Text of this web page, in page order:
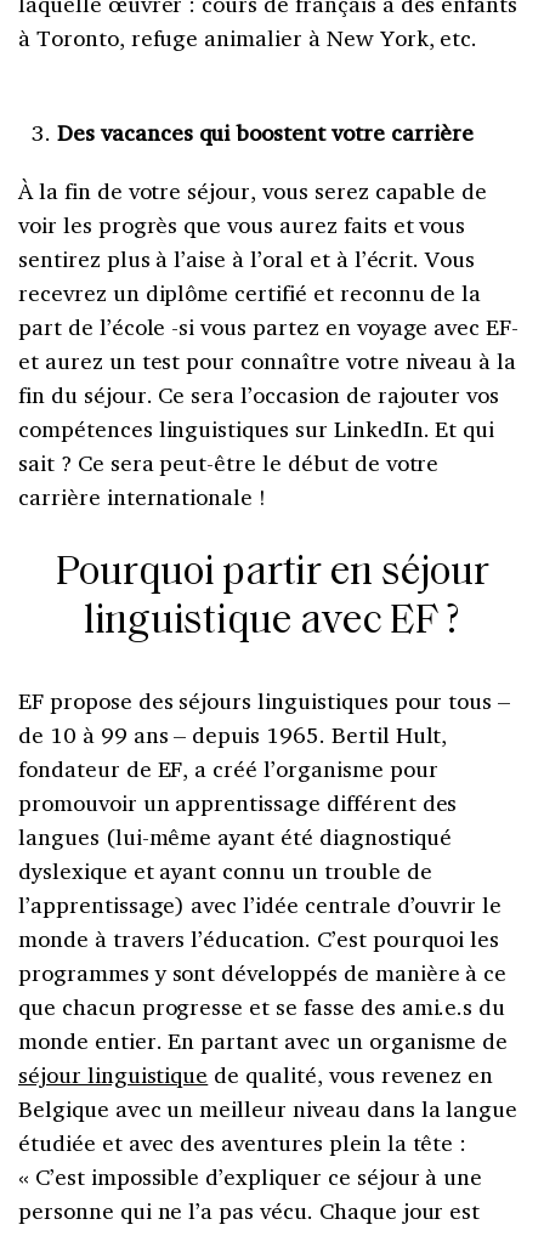
à Toronto, refuge animalier à New York, etc.
Des vacances qui boostent votre carrière
À la fin de votre séjour, vous serez capable de
voir les progrès que vous aurez faits et vous
sentirez plus à l’aise à l’oral et à l’écrit. Vous
recevrez un diplôme certifié et reconnu de la
part de l’école -si vous partez en voyage avec EF-
et aurez un test pour connaître votre niveau à la
fin du séjour. Ce sera l’occasion de rajouter vos
compétences linguistiques sur LinkedIn. Et qui
sait ? Ce sera peut-être le début de votre
carrière internationale !
Pourquoi partir en séjour
linguistique avec EF ?
EF propose des séjours linguistiques pour tous –
de 10 à 99 ans – depuis 1965. Bertil Hult,
fondateur de EF, a créé l’organisme pour
promouvoir un apprentissage différent des
langues (lui-même ayant été diagnostiqué
dyslexique et ayant connu un trouble de
l’apprentissage) avec l’idée centrale d’ouvrir le
monde à travers l’éducation. C’est pourquoi les
programmes y sont développés de manière à ce
que chacun progresse et se fasse des ami.e.s du
monde entier. En partant avec un organisme de
séjour linguistique de qualité, vous revenez en
Belgique avec un meilleur niveau dans la langue
étudiée et avec des aventures plein la tête :
« C’est impossible d’expliquer ce séjour à une
personne qui ne l’a pas vécu. Chaque jour est